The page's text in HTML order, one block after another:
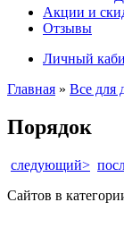
Акции и
Отзывы
Личный
Главная » Все для
Порядок
следующий>
Сайтов в